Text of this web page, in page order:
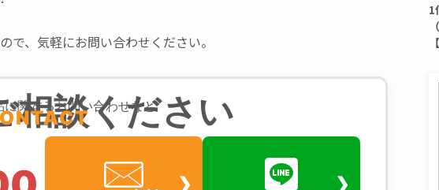
に関するお問い合わせなど
相談ください
1